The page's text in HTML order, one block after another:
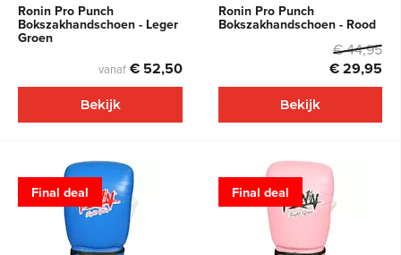
Ronin Pro Punch
Bokszakhandschoen - Leger
Groen
vanaf € 52,50
Bekijk
Ronin Pro Punch
Bokszakhandschoen - Rood
€ 44,95
€ 29,95
Bekijk
Final deal Final deal